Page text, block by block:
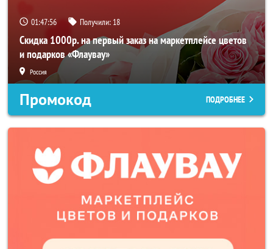
01:47:54 Получили: 18
Скидка 1000р. на первый заказ на маркетплейсе цветов
и подарков «Флаувау»
Россия
Промокод ПОДРОБНЕЕ